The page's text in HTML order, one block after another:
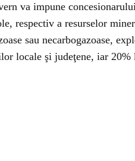
va impune
respectiv a resurselor
sau necarbogazoase,
locale şi judeţene, iar 20%